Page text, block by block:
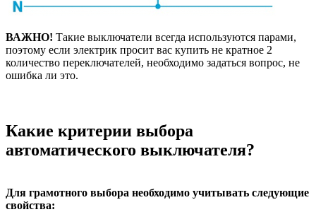
ВАЖНО! Такие выключатели всегда используются парами,
поэтому если электрик просит вас купить не кратное 2
количество переключателей, необходимо задаться вопрос, не
ошибка ли это.
Какие критерии выбора
автоматического выключателя?
Для грамотного выбора необходимо учитывать следующие
свойства: